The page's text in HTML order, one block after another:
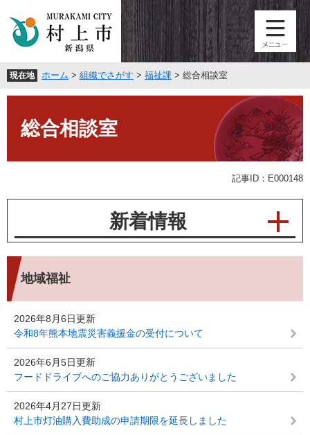
頭
で
飛
ば
現在地 ホーム > 組織でさがす > 福祉課 > 総合相談室
総合相談室
記事ID：E000148
新着情報
地域福祉
2026年8月6日更新
令和8年熊本地震災害義援金の受付について
2026年6月5日更新
フードドライブへのご協力ありがとうございました
2026年4月27日更新
村上市灯油購入費助成の申請期限を延長しました